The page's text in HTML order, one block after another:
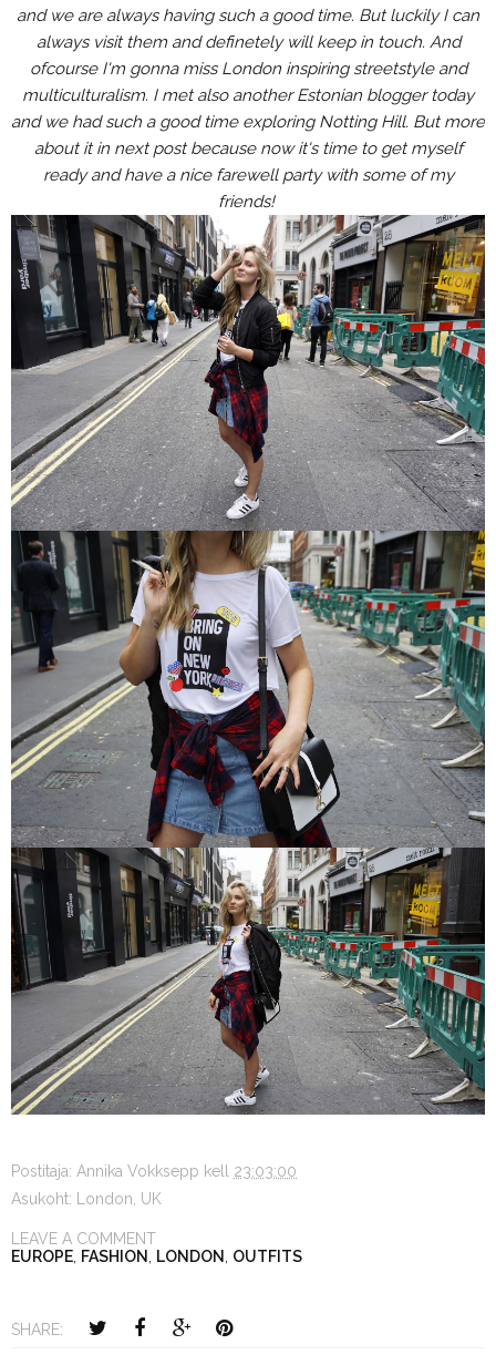
and we are always having such a good time. But luckily I can
always visit them and definetely will keep in touch. And
ofcourse I'm gonna miss London inspiring streetstyle and
multiculturalism. I met also another Estonian blogger today
and we had such a good time exploring Notting Hill. But more
about it in next post because now it's time to get myself
ready and have a nice farewell party with some of my
friends!
Postitaja: Annika Vokksepp kell 23:03:00
Asukoht: London, UK
LEAVE A COMMENT
EUROPE FASHION LONDON OUTFITS
SHARE: